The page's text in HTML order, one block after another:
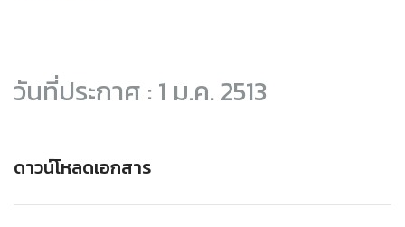
วันที่ประกาศ : 1 ม.ค. 2513
ดาวน์โหลดเอกสาร